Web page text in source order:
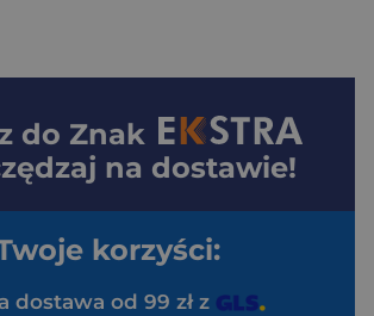
do Znak
na dostawie!
korzyści:
dostawa od 99 zł z